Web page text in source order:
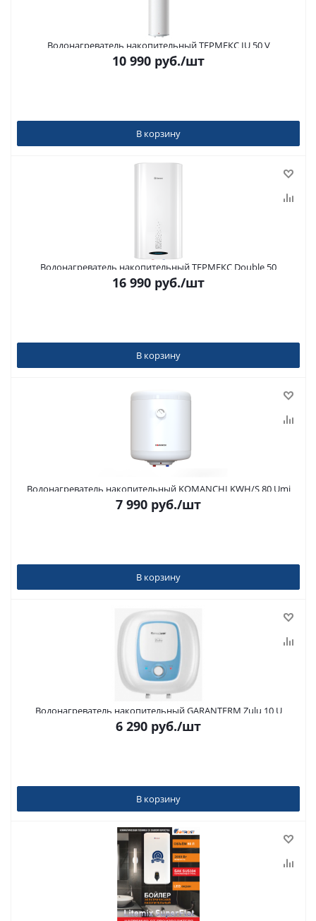
Водонагреватель накопительный ТЕРМЕКС IU 50 V
10 990 руб./шт
В корзину
Водонагреватель накопительный ТЕРМЕКС Double 50
16 990 руб./шт
В корзину
Водонагреватель накопительный KOMANCHI KWH/S 80 Umi
7 990 руб./шт
В корзину
Водонагреватель накопительный GARANTERM Zulu 10 U
6 290 руб./шт
В корзину